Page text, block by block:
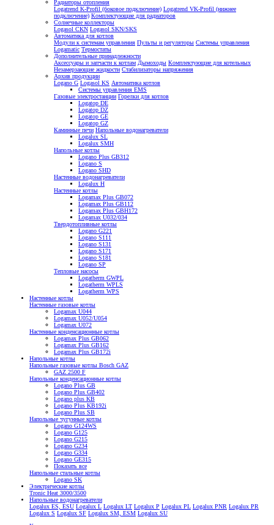
Радиаторы отопления
Logatrend K-Profil (боковое подключение) Logatrend VK-Profil (нижнее
подключение) Комплектующие для радиаторов
Солнечные коллекторы
Logasol CKN Logasol SKN/SKS
Автоматика для котлов
Модули к системам управления Пульты и регуляторы Системы управления
Logamatic Термостаты
Дополнительные принадлежности
Аксессуары и запчасти к котлам Дымоходы Комплектующие для котельных
Незамерзающие жидкости Стабилизаторы напряжения
Архив продукции
Logano G Logasol KS Автоматика котлов
Системы управления EMS
Газовые электростанции Горелки для котлов
Logatop DE
Logatop DZ
Logatop GE
Logatop GZ
Каминные печи Напольные водонагреватели
Logalux SL
Logalux SMH
Напольные котлы
Logano Plus GB312
Logano S
Logano SHD
Настенные водонагреватели
Logalux H
Настенные котлы
Logamax Plus GB072
Logamax Plus GB112
Logamax Plus GBH172
Logamax U032/034
Твердотопливные котлы
Logano G221
Logano S111
Logano S131
Logano S171
Logano S181
Logano SP
Тепловые насосы
Logatherm GWPL
Logatherm WPLS
Logatherm WPS
Настенные котлы
Настенные газовые котлы
Logamax U044
Logamax U052/U054
Logamax U072
Настенные конденсационные котлы
Logamax Plus GB062
Logamax Plus GB162
Logamax Plus GB172i
Напольные котлы
Напольные газовые котлы Bosch GAZ
GAZ 2500 F
Напольные конденсационные котлы
Logano Plus GB
Logano Plus GB402
Logano plus KB
Logano Plus KB192i
Logano Plus SB
Напольные чугунные котлы
Logano G124WS
Logano G125
Logano G215
Logano G234
Logano G334
Logano GE315
Показать все
Напольные стальные котлы
Logano SK
Электрические котлы
Tronic Heat 3000/3500
Напольные водонагреватели
Logalux ES, ESU Logalux L Logalux LT Logalux P Logalux PL Logalux PNR Logalux PR
Logalux S Logalux SF Logalux SM, ESM Logalux SU